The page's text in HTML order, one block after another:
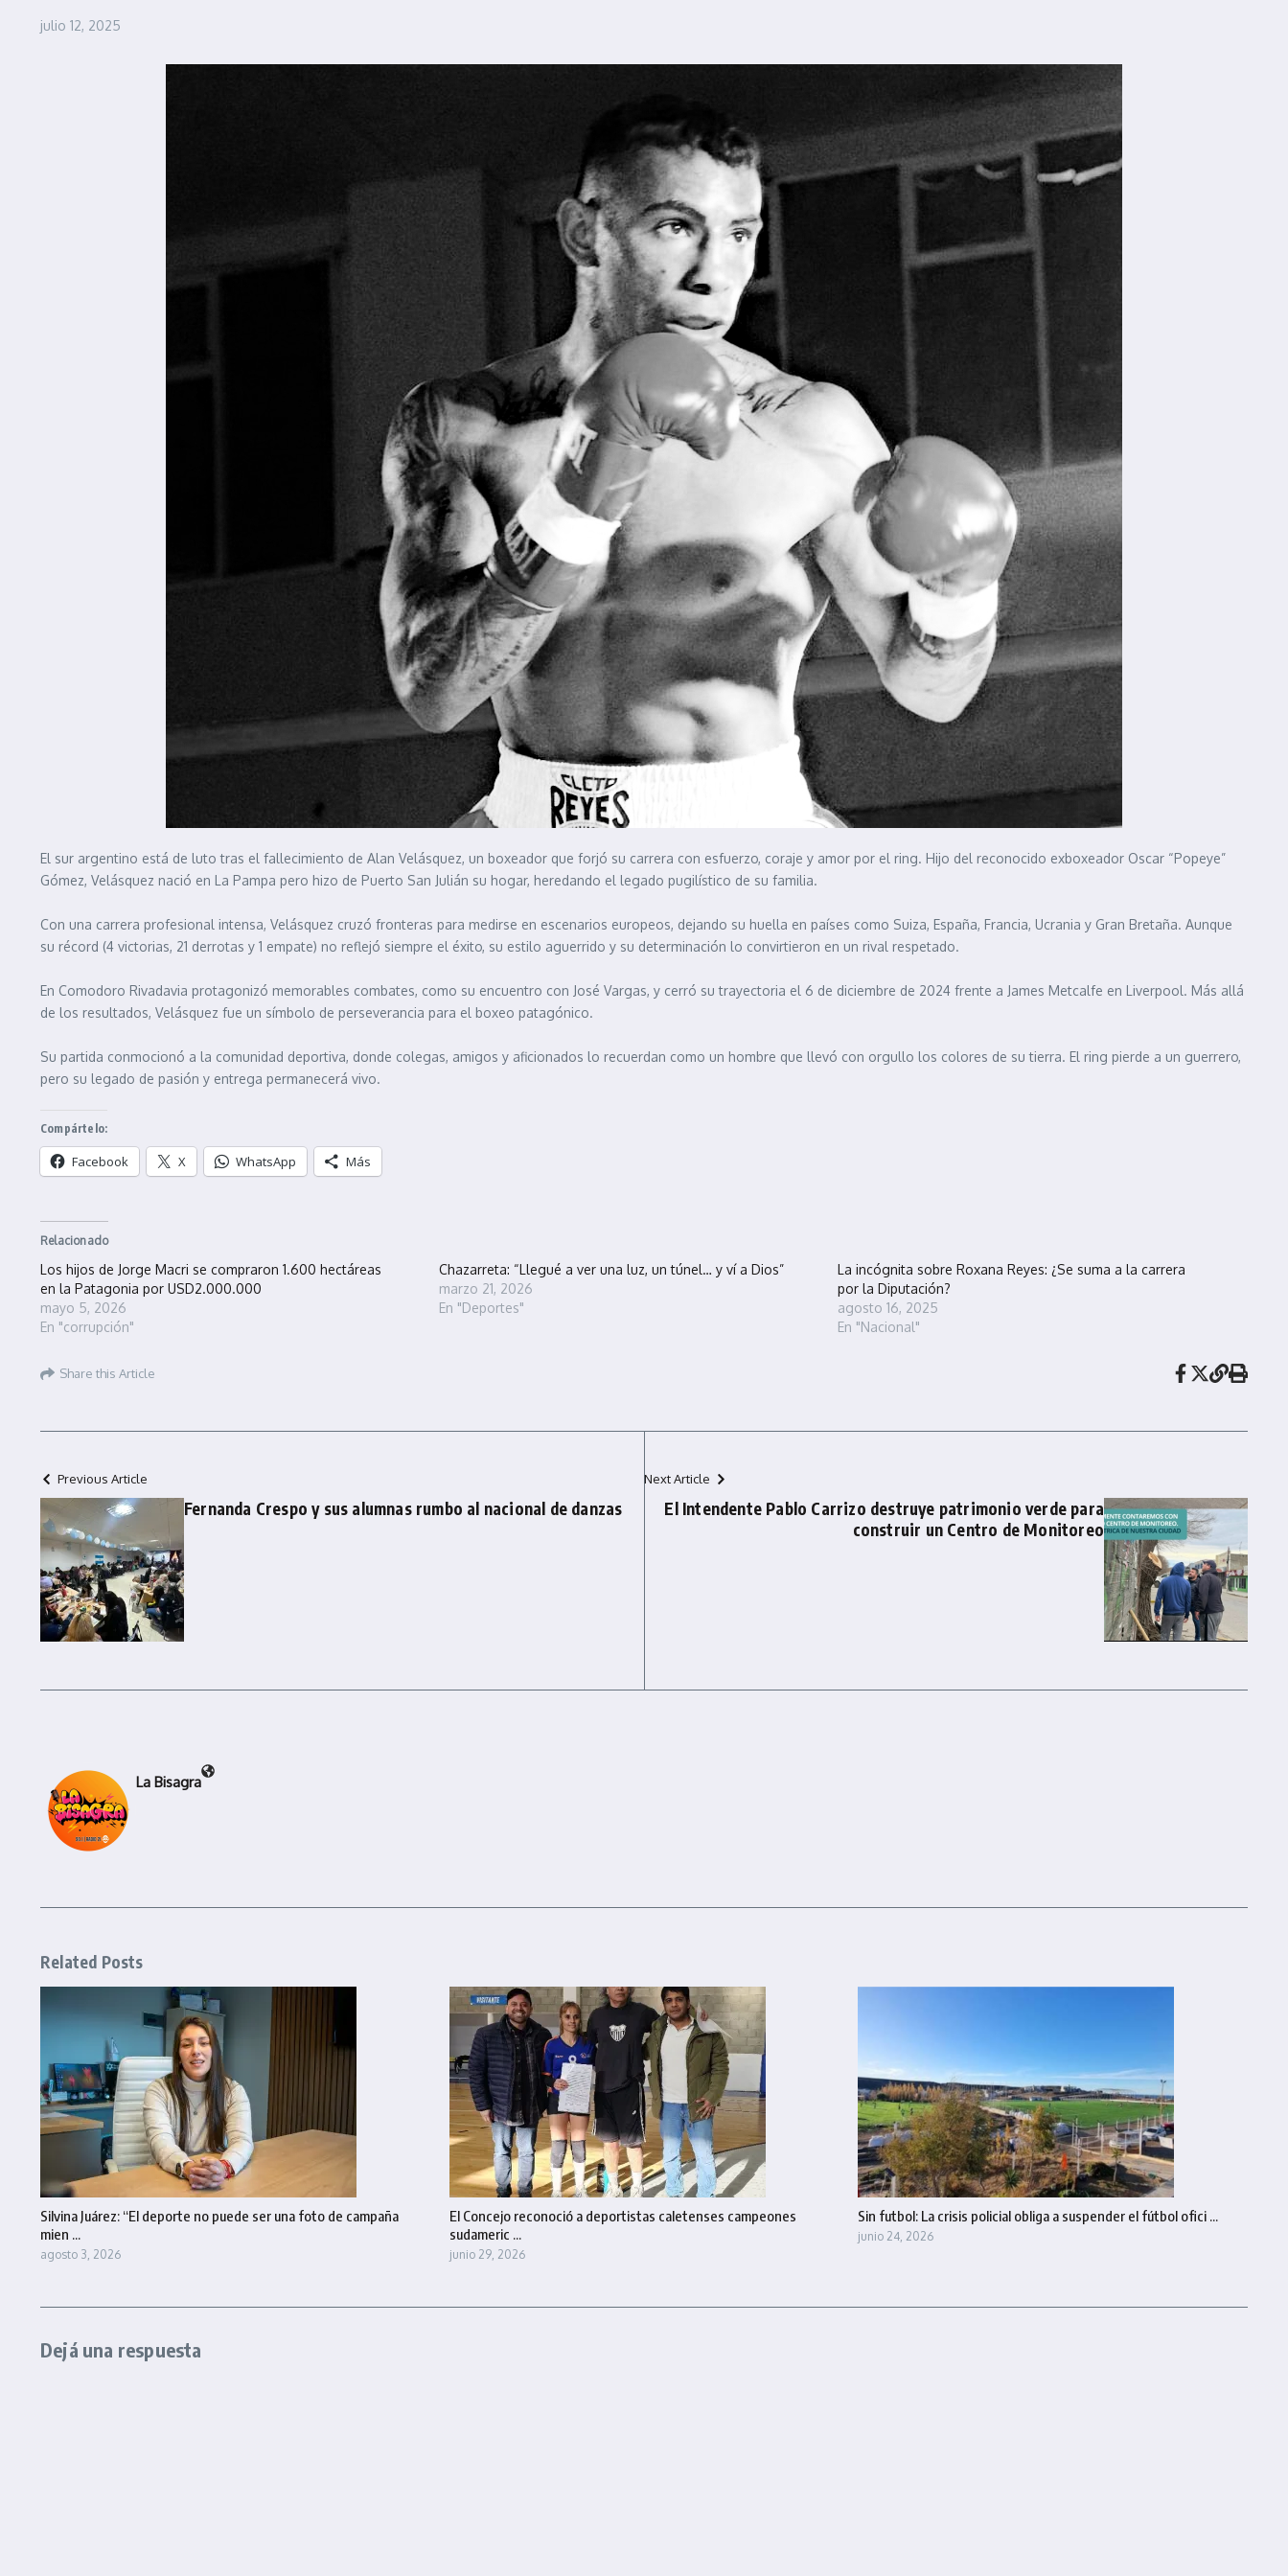
julio 12, 2025
El sur argentino está de luto tras el fallecimiento de Alan Velásquez, un boxeador que forjó su carrera con esfuerzo, coraje y amor por el ring. Hijo del reconocido exboxeador Oscar “Popeye”
Gómez, Velásquez nació en La Pampa pero hizo de Puerto San Julián su hogar, heredando el legado pugilístico de su familia.
Con una carrera profesional intensa, Velásquez cruzó fronteras para medirse en escenarios europeos, dejando su huella en países como Suiza, España, Francia, Ucrania y Gran Bretaña. Aunque
su récord (4 victorias, 21 derrotas y 1 empate) no reflejó siempre el éxito, su estilo aguerrido y su determinación lo convirtieron en un rival respetado.
En Comodoro Rivadavia protagonizó memorables combates, como su encuentro con José Vargas, y cerró su trayectoria el 6 de diciembre de 2024 frente a James Metcalfe en Liverpool. Más allá
de los resultados, Velásquez fue un símbolo de perseverancia para el boxeo patagónico.
Su partida conmocionó a la comunidad deportiva, donde colegas, amigos y aficionados lo recuerdan como un hombre que llevó con orgullo los colores de su tierra. El ring pierde a un guerrero,
pero su legado de pasión y entrega permanecerá vivo.
Compártelo:
Facebook X WhatsApp Más
Relacionado
Los hijos de Jorge Macri se compraron 1.600 hectáreas
en la Patagonia por USD2.000.000
mayo 5, 2026
En "corrupción"
Chazarreta: “Llegué a ver una luz, un túnel… y ví a Dios”
marzo 21, 2026
En "Deportes"
La incógnita sobre Roxana Reyes: ¿Se suma a la carrera
por la Diputación?
agosto 16, 2025
En "Nacional"
Share this Article
Previous Article
Fernanda Crespo y sus alumnas rumbo al nacional de danzas
Next Article
El Intendente Pablo Carrizo destruye patrimonio verde para
construir un Centro de Monitoreo
La Bisagra
Related Posts
Silvina Juárez: “El deporte no puede ser una foto de campaña
mien ...
agosto 3, 2026
El Concejo reconoció a deportistas caletenses campeones
sudameric ...
junio 29, 2026
Sin futbol: La crisis policial obliga a suspender el fútbol ofici ...
junio 24, 2026
Dejá una respuesta